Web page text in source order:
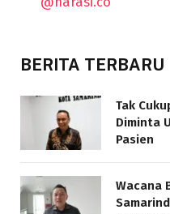
BERITA TERBARU
Tak
Diminta
Pasien
Wacana